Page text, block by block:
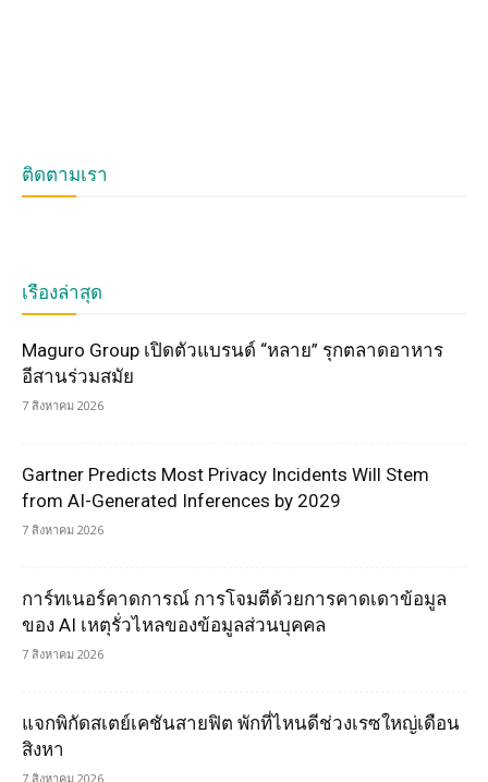
ติดตามเรา
เรื่องล่าสุด
Maguro Group เปิดตัวแบรนด์ “หลาย” รุกตลาดอาหาร
อีสานร่วมสมัย
7 สิงหาคม 2026
Gartner Predicts Most Privacy Incidents Will Stem
from AI-Generated Inferences by 2029
7 สิงหาคม 2026
การ์ทเนอร์คาดการณ์ การโจมตีด้วยการคาดเดาข้อมูล
ของ AI เหตุรั่วไหลของข้อมูลส่วนบุคคล
7 สิงหาคม 2026
แจกพิกัดสเตย์เคชันสายฟิต พักที่ไหนดีช่วงเรซใหญ่เดือน
สิงหา
7 สิงหาคม 2026